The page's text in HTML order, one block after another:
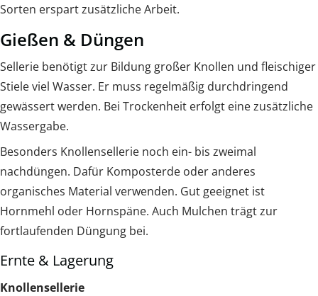
Sorten erspart zusätzliche Arbeit.
Gießen & Düngen
Sellerie benötigt zur Bildung großer Knollen und fleischiger
Stiele viel Wasser. Er muss regelmäßig durchdringend
gewässert werden. Bei Trockenheit erfolgt eine zusätzliche
Wassergabe.
Besonders Knollensellerie noch ein- bis zweimal
nachdüngen. Dafür Komposterde oder anderes
organisches Material verwenden. Gut geeignet ist
Hornmehl oder Hornspäne. Auch Mulchen trägt zur
fortlaufenden Düngung bei.
Ernte & Lagerung
Knollensellerie